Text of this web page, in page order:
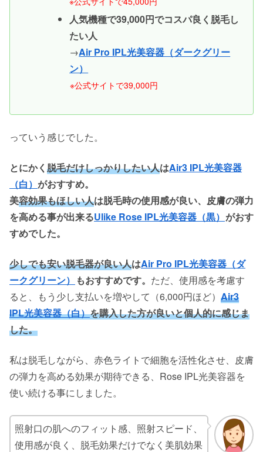
人気機種で39,000円でコスパ良く脱毛し
たい人
→Air Pro IPL光美容器（ダークグリー
ン）
※公式サイトで39,000円
っていう感じでした。
とにかく 脱毛だけしっかりしたい人はAir3 IPL光美容器
（白） がおすすめ。
美容効果もほしい人は脱毛時の使用感が良い、皮膚の弾力
を高める事が出来るUlike Rose IPL光美容器（黒） がおす
すめでした。
少しでも安い脱毛器が良い人はAir Pro IPL光美容器（ダ
ークグリーン） もおすすめです。 ただ、使用感を考慮す
ると、もう少し支払いを増やして（6,000円ほど） Air3
IPL光美容器（白）を購入した方が良いと個人的に感じま
した。
私は脱毛しながら、赤色ライトで細胞を活性化させ、皮膚
の弾力を高める効果が期待できる、Rose IPL光美容器を
使い続ける事にしました。
照射口の肌へのフィット感、照射スピード、
使用感が良く、脱毛効果だけでなく美肌効果